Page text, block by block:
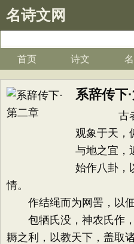
名诗文网
首页 诗文
系辞传下
古者包
观象于天，
与地之宜，
始作八卦，
情。
作结绳而为网罟，以佃
包牺氏没，神农氏作，
耨之利，以教天下，盖取